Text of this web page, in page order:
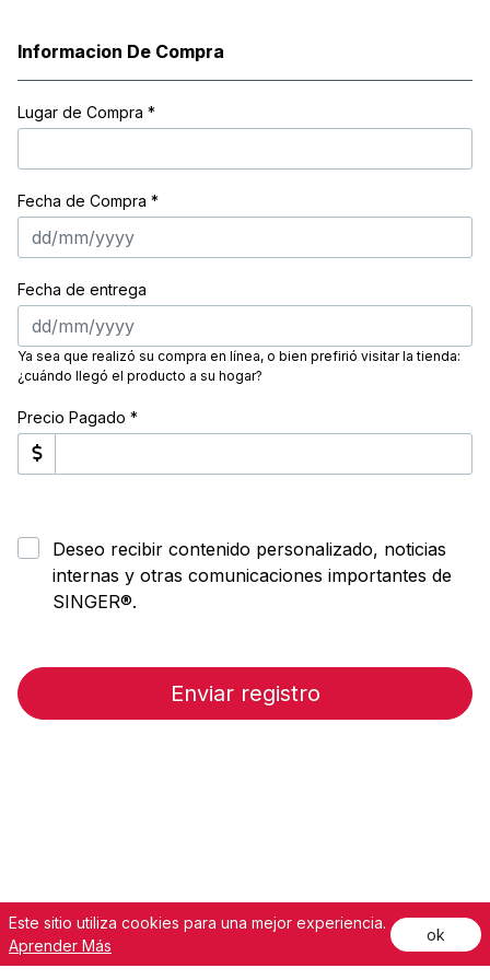
Informacion De Compra
Lugar de Compra *
Fecha de Compra *
Fecha de entrega
Ya sea que realizó su compra en línea, o bien prefirió visitar la tienda:
¿cuándo llegó el producto a su hogar?
Precio Pagado *
Deseo recibir contenido personalizado, noticias
internas y otras comunicaciones importantes de
SINGER®.
Enviar registro
©2026 The Singer Company Limited S.a.r.l. Todos los derechos
reservados. SINGER y el diseño de la “S” en forma de cameo son
Este sitio utiliza cookies para una mejor experiencia.
Aprender Más
ok